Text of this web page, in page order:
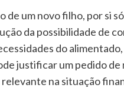
de um novo filho, por si
da possibilidade de
do
justificar um pedido
na situação